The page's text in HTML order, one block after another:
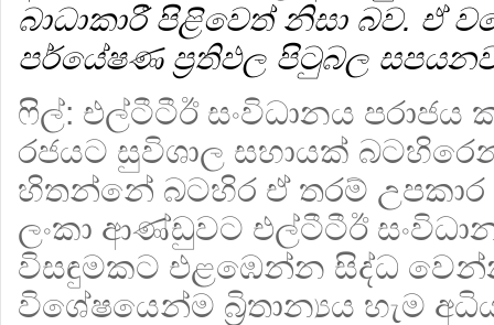
බාධාකාරී පිළිවෙත් නිසා බව. ඒ
පර්යේෂණ ප්‍රතිඵල පිටුබල
ෆිල්: එල්ටීටීඊ සංවිධානය පරාජය
රජයට සුවිශාල සහායක්
හිතන්නේ බටහිර ඒ තරම් උපකාර
ලංකා ආණ්ඩුවට එල්ටීටීඊ
විසඳුමකට එළඹෙන්න සිද්ධ
විශේෂයෙන්ම බ්‍රිතාන්‍යය හැම